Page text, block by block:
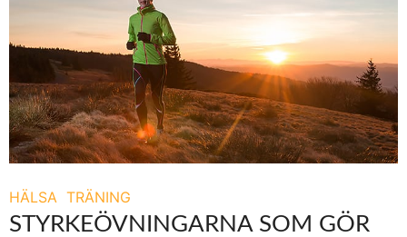
HÄLSA TRÄNING
STYRKEÖVNINGARNA SOM GÖR